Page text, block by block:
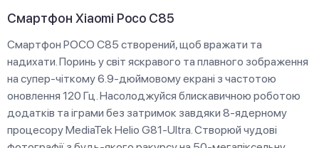
Смартфон Xiaomi Poco C85
Смартфон POCO C85 створений, щоб вражати та
надихати. Поринь у світ яскравого та плавного зображення
на супер-чіткому 6.9-дюймовому екрані з частотою
оновлення 120 Гц. Насолоджуйся блискавичною роботою
додатків та іграми без затримок завдяки 8-ядерному
процесору MediaTek Helio G81-Ultra. Створюй чудові